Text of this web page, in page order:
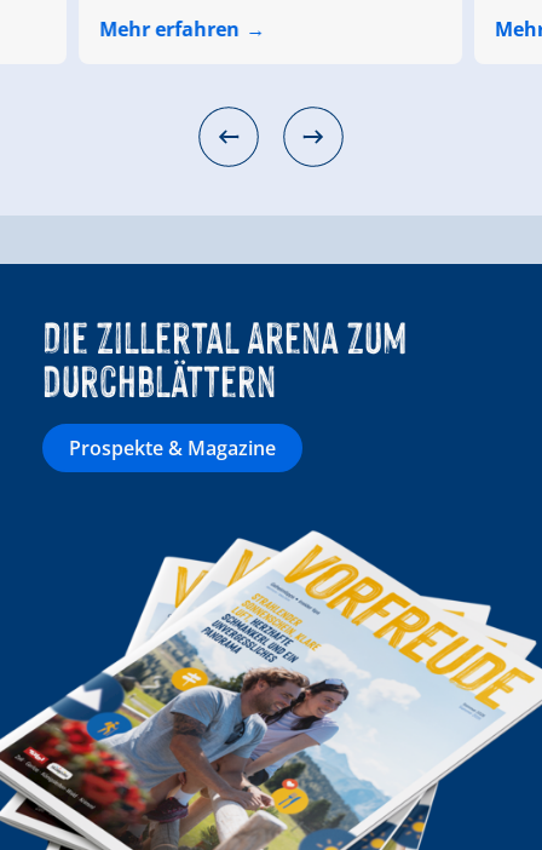
Mehr erfahren
Die Zillertal Arena zum
durchblättern
Prospekte & Magazine